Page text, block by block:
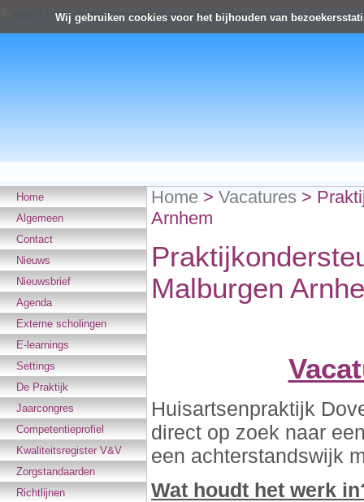
Wij gebruiken cookies voor het bijhouden van
Home
Algemeen
Contact
Nieuws
Nieuwsbrief
Agenda
Externe scholingen
E-learnings
Settings
De Praktijk
Jaarcongres
Competentieprofiel
Kwaliteitsregister V&V
Zorgstandaarden
Richtlijnen
Home > Vacatures >
Arnhem
Malburgen
Huisartsenpraktijk
direct op zoek naar
een achterstandswijk
Wat houdt het werk